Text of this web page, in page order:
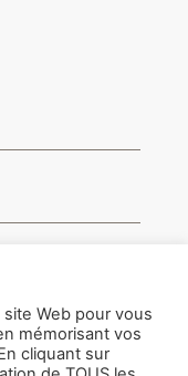
Web pour vous
mémorisant vos
cliquant sur